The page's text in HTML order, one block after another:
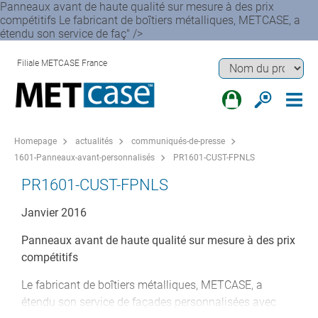
Panneaux avant de haute qualité sur mesure à des prix
compétitifs Le fabricant de boîtiers métalliques, METCASE, a
étendu son service de faç" />
Filiale METCASE France
Homepage actualités
communiqués-de-presse
1601-Panneaux-avant-personnalisés
PR1601-CUST-FPNLS
PR1601-CUST-FPNLS
Janvier 2016
Panneaux avant de haute qualité sur mesure à des prix
compétitifs
Le fabricant de boîtiers métalliques, METCASE, a
étendu son service de façades personnalisées avec